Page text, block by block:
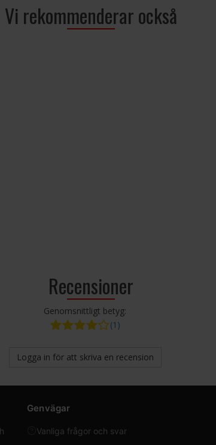
Vi rekommenderar också
Recensioner
Genomsnittligt betyg:
(1)
Logga in för att skriva en recension
Genvägar
Vanliga frågor och svar